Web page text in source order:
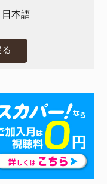
日本語